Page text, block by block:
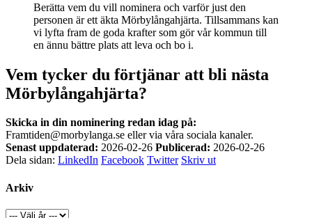
Berätta vem du vill nominera och varför just den
personen är ett äkta Mörbylångahjärta. Tillsammans kan
vi lyfta fram de goda krafter som gör vår kommun till
en ännu bättre plats att leva och bo i.
Vem tycker du förtjänar att bli nästa
Mörbylångahjärta?
Skicka in din nominering redan idag på:
Framtiden@morbylanga.se eller via våra sociala kanaler.
Senast uppdaterad: 2026-02-26 Publicerad: 2026-02-26
Dela sidan: LinkedIn Facebook Twitter Skriv ut
Arkiv